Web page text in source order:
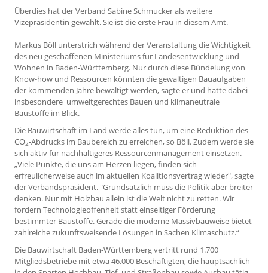
Überdies hat der Verband Sabine Schmucker als weitere
Vizepräsidentin gewählt. Sie ist die erste Frau in diesem Amt.
Markus Böll unterstrich während der Veranstaltung die Wichtigkeit
des neu geschaffenen Ministeriums für Landesentwicklung und
Wohnen in Baden-Württemberg. Nur durch diese Bündelung von
Know-how und Ressourcen könnten die gewaltigen Bauaufgaben
der kommenden Jahre bewältigt werden, sagte er und hatte dabei
insbesondere umweltgerechtes Bauen und klimaneutrale
Baustoffe im Blick.
Die Bauwirtschaft im Land werde alles tun, um eine Reduktion des
CO2-Abdrucks im Baubereich zu erreichen, so Böll. Zudem werde sie
sich aktiv für nachhaltigeres Ressourcenmanagement einsetzen.
„Viele Punkte, die uns am Herzen liegen, finden sich
erfreulicherweise auch im aktuellen Koalitionsvertrag wieder", sagte
der Verbandspräsident. "Grundsätzlich muss die Politik aber breiter
denken. Nur mit Holzbau allein ist die Welt nicht zu retten. Wir
fordern Technologieoffenheit statt einseitiger Förderung
bestimmter Baustoffe. Gerade die moderne Massivbauweise bietet
zahlreiche zukunftsweisende Lösungen in Sachen Klimaschutz.“
Die Bauwirtschaft Baden-Württemberg vertritt rund 1.700
Mitgliedsbetriebe mit etwa 46.000 Beschäftigten, die hauptsächlich